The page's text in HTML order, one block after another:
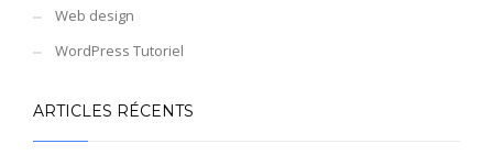
Web design
WordPress Tutoriel
ARTICLES RÉCENTS